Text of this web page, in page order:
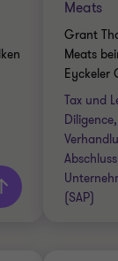
TAX
Meats
Grant
Meats
Eyckeler
Tax und
Diligence,
(SAP)